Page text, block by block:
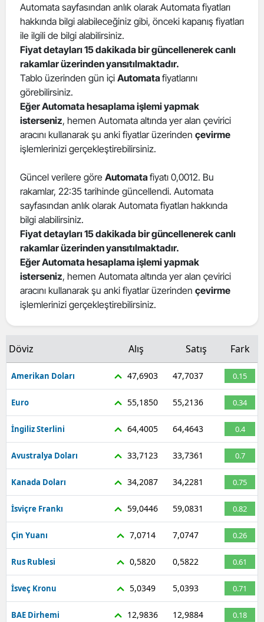
Automata sayfasından anlık olarak Automata fiyatları
hakkında bilgi alabileceğiniz gibi, önceki kapanış fiyatları
ile ilgili de bilgi alabilirsiniz.
Fiyat detayları 15 dakikada bir güncellenerek canlı
rakamlar üzerinden yansıtılmaktadır.
Tablo üzerinden gün içi Automatafiyatlarını
görebilirsiniz.
Eğer Automata hesaplama işlemi yapmak
isterseniz, hemen Automata altında yer alan çevirici
aracını kullanarak şu anki fiyatlar üzerinden çevirme
işlemlerinizi gerçekleştirebilirsiniz.
Güncel verilere göre Automatafiyatı 0,0012. Bu
rakamlar, 22:35 tarihinde güncellendi. Automata
sayfasından anlık olarak Automata fiyatları hakkında
bilgi alabilirsiniz.
Fiyat detayları 15 dakikada bir güncellenerek canlı
rakamlar üzerinden yansıtılmaktadır.
Eğer Automata hesaplama işlemi yapmak
isterseniz, hemen Automata altında yer alan çevirici
aracını kullanarak şu anki fiyatlar üzerinden çevirme
işlemlerinizi gerçekleştirebilirsiniz.
Döviz Alış Satış Fark
Amerikan Doları 47,6903 47,7037 0.15
Euro 55,1850 55,2136 0.34
İngiliz Sterlini 64,4005 64,4643 0.4
Avustralya Doları 33,7123 33,7361 0.7
Kanada Doları 34,2087 34,2281 0.75
İsviçre Frankı 59,0446 59,0831 0.82
Çin Yuanı 7,0714 7,0747 0.26
Rus Rublesi 0,5820 0,5822 0.61
İsveç Kronu 5,0349 5,0393 0.71
BAE Dirhemi 12,9836 12,9884 0.18